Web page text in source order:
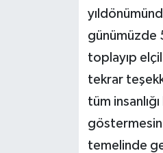
günümüzde
toplayıp
tekrar
tüm
göstermesin
temelinde